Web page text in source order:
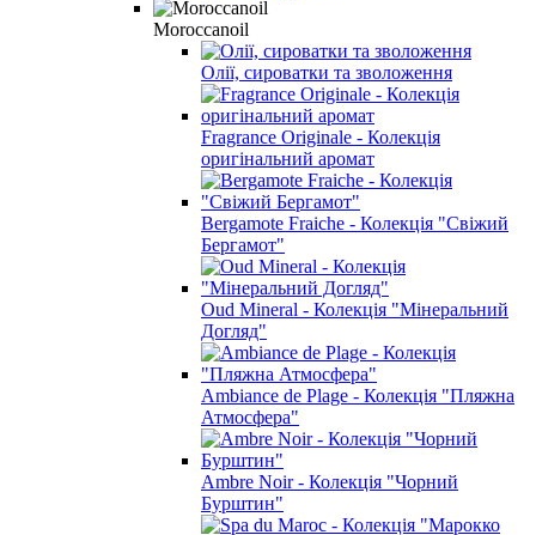
Moroccanoil
Олії, сироватки та зволоження
Fragrance Originale - Колекція
оригінальний аромат
Bergamote Fraiche - Колекція "Свіжий
Бергамот"
Oud Mineral - Колекція "Мінеральний
Догляд"
Ambiance de Plage - Колекція "Пляжна
Атмосфера"
Ambre Noir - Колекція "Чорний
Бурштин"